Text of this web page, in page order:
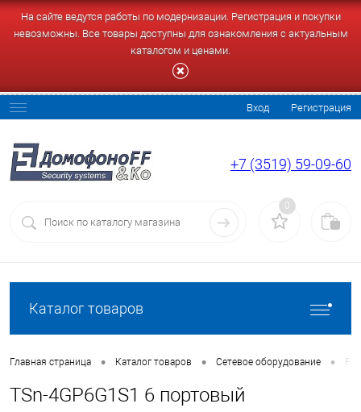
На сайте ведутся работы по модернизации. Регистрация и покупки
невозможны. Все товары доступны для ознакомления с актуальным
каталогом и ценами.
Вход Регистрация
+7 (3519) 59-09-60
0
Каталог товаров
Главная страница • Каталог товаров • Сетевое оборудование •
TSn-4GP6G1S1 6 портовый